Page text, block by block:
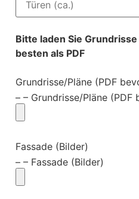
Bitte laden Sie
besten als PDF
Grundrisse/Pläne (PDF
– – Grundrisse/Pläne (PDF
Fassade (Bilder)
– – Fassade (Bilder)